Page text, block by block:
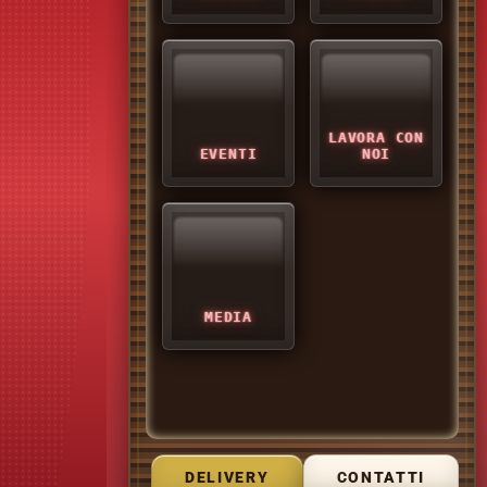
EVENTI
LAVORA CON
NOI
MEDIA
DELIVERY CONTATTI